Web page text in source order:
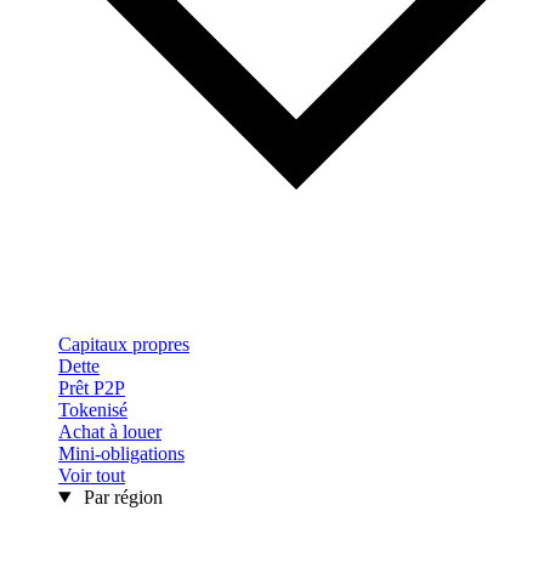
Capitaux propres
Dette
Prêt P2P
Tokenisé
Achat à louer
Mini-obligations
Voir tout
Par région